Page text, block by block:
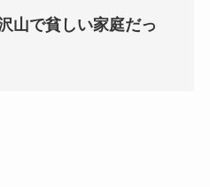
山で貧しい家庭だっ